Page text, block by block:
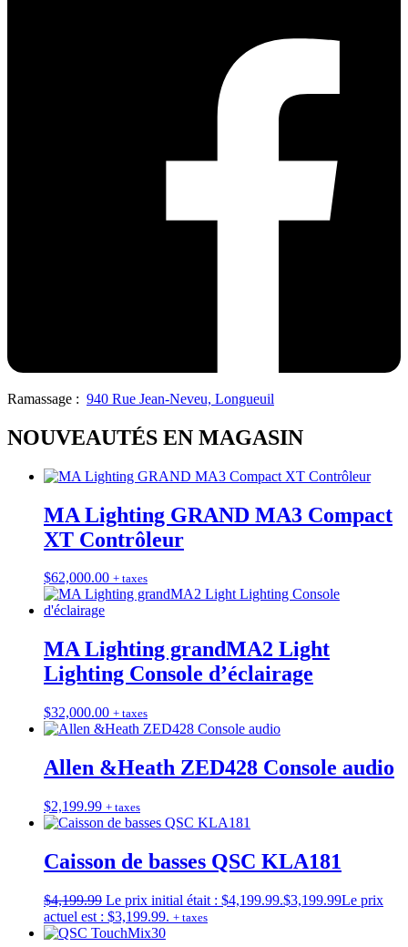
Ramassage : 940 Rue Jean-Neveu, Longueuil
NOUVEAUTÉS EN MAGASIN
MA Lighting GRAND MA3 Compact
XT Contrôleur
$62,000.00 + taxes
MA Lighting grandMA2 Light
Lighting Console d’éclairage
$32,000.00 + taxes
Allen &Heath ZED428 Console audio
$2,199.99 + taxes
Caisson de basses QSC KLA181
$4,199.99 Le prix initial était : $4,199.99.$3,199.99Le prix
actuel est : $3,199.99. + taxes